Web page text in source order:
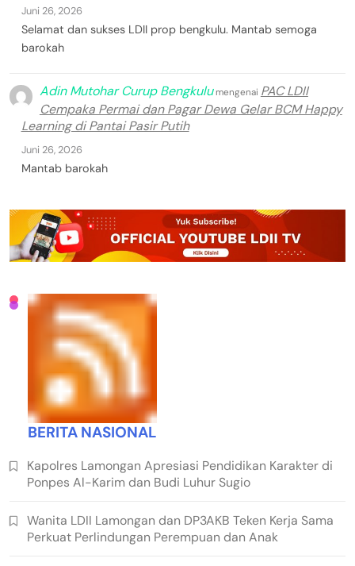
Juni 26, 2026
Selamat dan sukses LDII prop bengkulu. Mantab semoga
barokah
Adin Mutohar Curup Bengkulumengenai PAC LDII
Cempaka Permai dan Pagar Dewa Gelar BCM Happy
Learning di Pantai Pasir Putih
Juni 26, 2026
Mantab barokah
BERITA NASIONAL
Kapolres Lamongan Apresiasi Pendidikan Karakter di
Ponpes Al-Karim dan Budi Luhur Sugio
Wanita LDII Lamongan dan DP3AKB Teken Kerja Sama
Perkuat Perlindungan Perempuan dan Anak